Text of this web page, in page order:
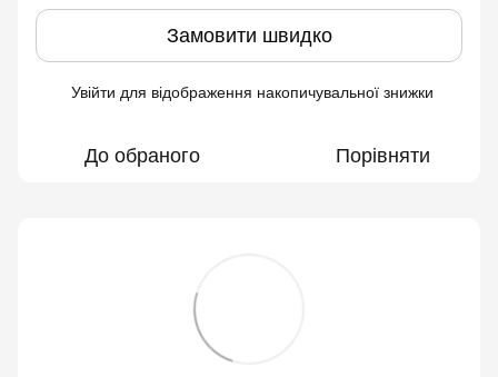
Замовити швидко
Увійти для відображення накопичувальної знижки
До обраного Порівняти